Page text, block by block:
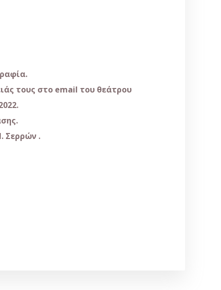
τους στο email του θεάτρου
Σερρών .